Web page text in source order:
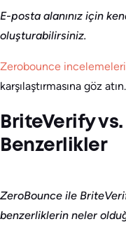
E-posta alanınız için
oluşturabilirsiniz.
Zerobounce
karşılaştırmasına göz atın.
BriteVerify
Benzerlikler
ZeroBounce ile
benzerliklerin neler